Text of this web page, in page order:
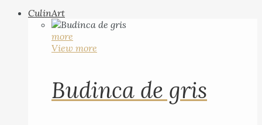
CulinArt
more
View more
Budinca de gris